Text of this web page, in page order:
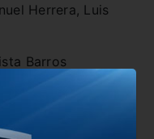
Herrera, Luis
Barros
Mastrángelo y